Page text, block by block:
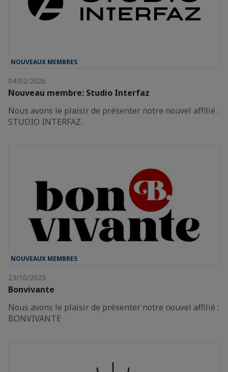
NOUVEAUX MEMBRES
04/02/2026
Nouveau membre: Studio Interfaz
Nous avons le plaisir de présenter notre nouvel affilié :
STUDIO INTERFAZ.
NOUVEAUX MEMBRES
23/10/2025
Bonvivante
Nous avons le plaisir de présenter notre nouvel affilié :
BONVIVANTE